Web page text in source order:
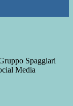
Spaggiari
Media